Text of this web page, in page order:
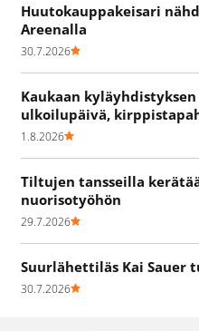
Huutokauppakeisari
Areenalla
30.7.2026
Kaukaan
ulkoilupäivä,
1.8.2026
Tiltujen tansseilla
nuorisotyöhön
29.7.2026
Suurlähettiläs Kai Sauer
30.7.2026